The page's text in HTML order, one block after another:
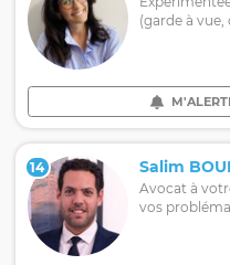
(garde à
14 Salim
Avocat à
vos